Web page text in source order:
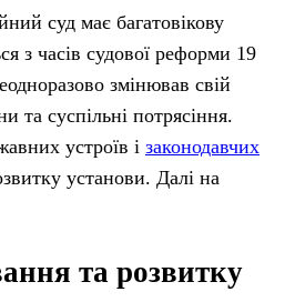
суд має багатовікову
з часів судової реформи 19
змінював свій
та суспільні потрясіння.
устроїв і законодавчих
установи. Далі на
та розвитку